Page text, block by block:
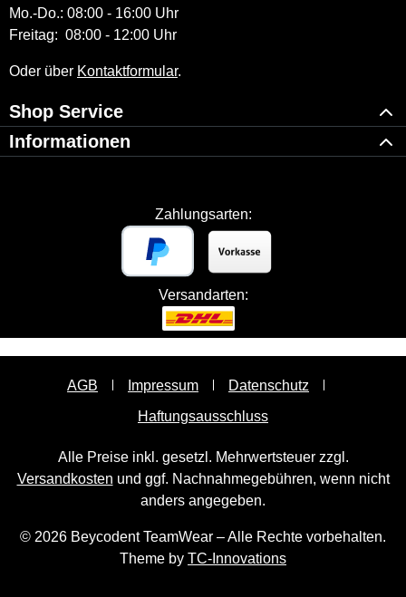
Mo.-Do.: 08:00 - 16:00 Uhr
Freitag: 08:00 - 12:00 Uhr
Oder über Kontaktformular.
Shop Service
Informationen
Zahlungsarten:
Versandarten:
AGB Impressum
Datenschutz
Haftungsausschluss
Alle Preise inkl. gesetzl. Mehrwertsteuer zzgl.
Versandkosten und ggf. Nachnahmegebühren, wenn nicht
anders angegeben.
© 2026 Beycodent TeamWear – Alle Rechte vorbehalten.
Theme by TC-Innovations